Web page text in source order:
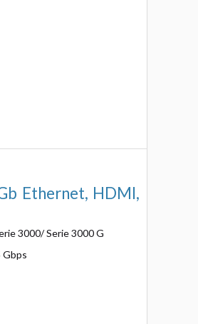
Ethernet, HDMI,
3000/ Serie 3000 G
Gbps